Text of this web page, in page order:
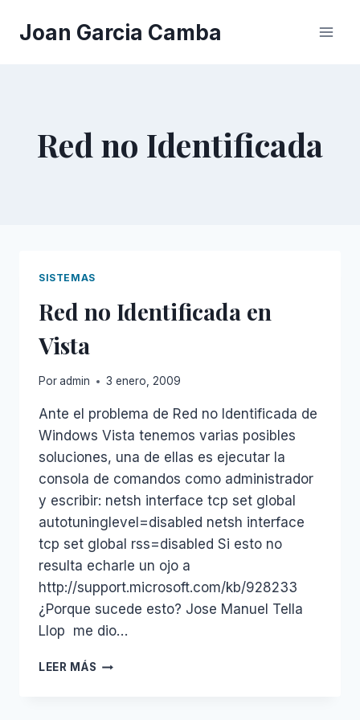
Joan Garcia Camba
Red no Identificada
SISTEMAS
Red no Identificada en
Vista
Poradmin 3 enero, 2009
Ante el problema de Red no Identificada de
Windows Vista tenemos varias posibles
soluciones, una de ellas es ejecutar la
consola de comandos como administrador
y escribir: netsh interface tcp set global
autotuninglevel=disabled netsh interface
tcp set global rss=disabled Si esto no
resulta echarle un ojo a
http://support.microsoft.com/kb/928233
¿Porque sucede esto? Jose Manuel Tella
Llop me dio…
LEER MÁS RED